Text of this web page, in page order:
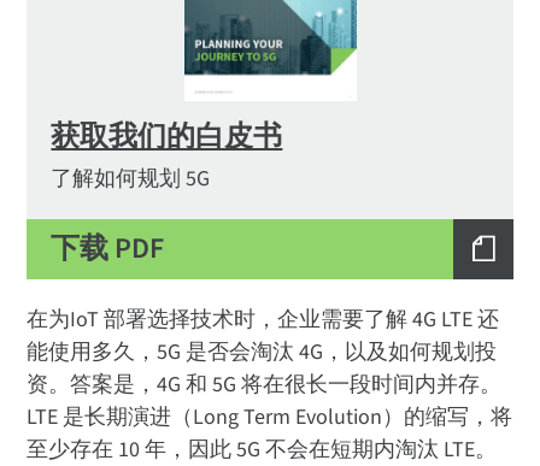
获取我们的白皮书
了解如何规划 5G
下载 PDF
在为IoT 部署选择技术时，企业需要了解 4G LTE 还
能使用多久，5G 是否会淘汰 4G，以及如何规划投
资。答案是，4G 和 5G 将在很长一段时间内并存。
LTE 是长期演进（Long Term Evolution）的缩写，将
至少存在 10 年，因此 5G 不会在短期内淘汰 LTE。